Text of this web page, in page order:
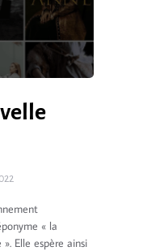
« la
Elle espère ainsi